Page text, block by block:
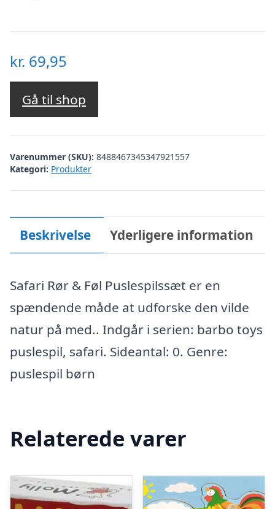
kr. 69,95
Gå til shop
Varenummer (SKU): 8488467345347921557
Kategori: Produkter
Beskrivelse Yderligere information
Safari Rør & Føl Puslespilssæt er en
spændende måde at udforske den vilde
natur på med.. Indgår i serien: barbo toys
puslespil, safari. Sideantal: 0. Genre:
puslespil børn
Relaterede varer